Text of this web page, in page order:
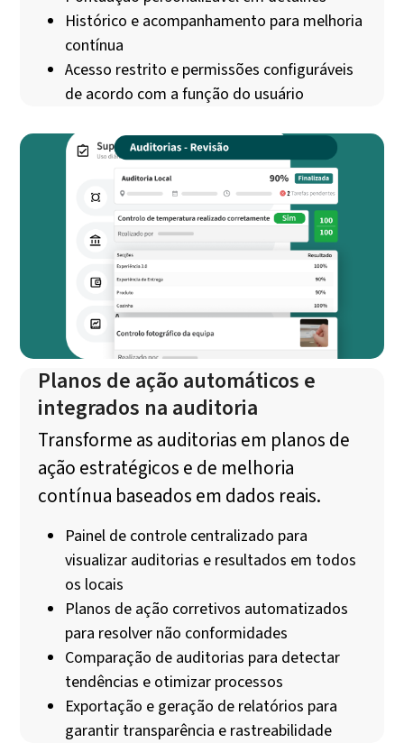
Histórico e acompanhamento para melhoria
contínua
Acesso restrito e permissões configuráveis
de acordo com a função do usuário
Planos de ação automáticos e
integrados na auditoria
Transforme as auditorias em planos de
ação estratégicos e de melhoria
contínua baseados em dados reais.
Painel de controle centralizado para
visualizar auditorias e resultados em todos
os locais
Planos de ação corretivos automatizados
para resolver não conformidades
Comparação de auditorias para detectar
tendências e otimizar processos
Exportação e geração de relatórios para
garantir transparência e rastreabilidade